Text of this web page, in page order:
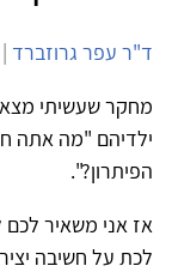
ד"ר עפר גרוזברד | 28/2/2010 | 6,513 צפיות |
מחקר שעשיתי מצא
ילדיהם "מה אתה
הפיתרון?".
אז אני משאיר לכם
לכת על חשיבה